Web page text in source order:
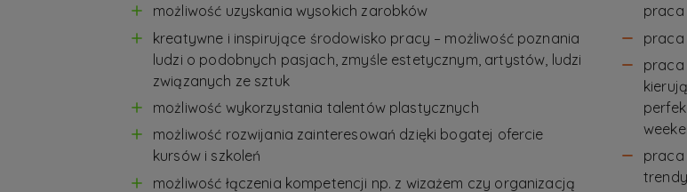
możliwość uzyskania wysokich zarobków
kreatywne i inspirujące środowisko pracy – możliwość poznania
ludzi o podobnych pasjach, zmyśle estetycznym, artystów, ludzi
związanych ze sztuk
możliwość wykorzystania talentów plastycznych
możliwość rozwijania zainteresowań dzięki bogatej ofercie
kursów i szkoleń
możliwość łączenia kompetencji np. z wizażem czy organizacją
praca
praca
praca
praca